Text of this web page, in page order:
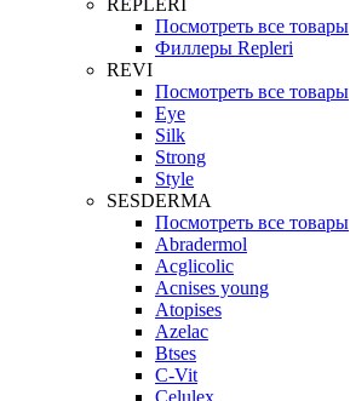
REPLERI
Посмотреть все товары
Филлеры Repleri
REVI
Посмотреть все товары
Eye
Silk
Strong
Style
SESDERMA
Посмотреть все товары
Abradermol
Acglicolic
Acnises young
Atopises
Azelac
Btses
C-Vit
Celulex